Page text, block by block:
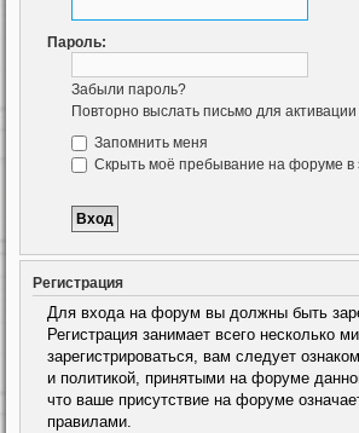
Пароль:
Забыли пароль?
Повторно выслать письмо для активации
Запомнить меня
Скрыть моё пребывание на форуме в
Регистрация
Для входа на форум вы должны быть
Регистрация занимает всего несколько
зарегистрироваться, вам следует
и политикой, принятыми на форуме
что ваше присутствие на форуме
правилами.